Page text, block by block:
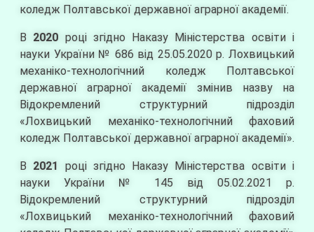
коледж Полтавської державної аграрної академії.
В 2020 році згідно Наказу Міністерства освіти і
науки України № 686 від 25.05.2020 р. Лохвицький
механіко-технологічний коледж Полтавської
державної аграрної академії змінив назву на
Відокремлений структурний підрозділ
«Лохвицький механіко-технологічний фаховий
коледж Полтавської державної аграрної академії».
В 2021
році згідно Наказу Міністерства освіти і
науки України № 145 від 05.02.2021 р.
Відокремлений структурний підрозділ
«Лохвицький механіко-технологічний фаховий